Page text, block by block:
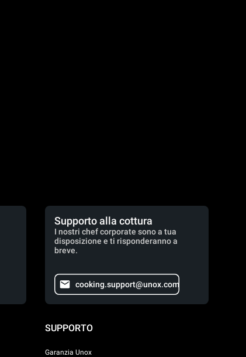
Supporto alla cottura
I nostri chef corporate sono a tua
disposizione e ti risponderanno a
breve.
cooking.support@unox.com
SUPPORTO
Garanzia Unox